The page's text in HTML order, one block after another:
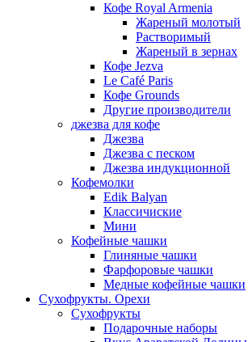
Кофе Royal Armenia
Жареный молотый
Растворимый
Жареный в зернах
Кофе Jezva
Le Café Paris
Кофе Grounds
Другие производители
джезва для кофе
Джезва
Джезва с песком
Джезва индукционной
Кофемолки
Edik Balyan
Классичиские
Мини
Кофейные чашки
Глиняные чашки
Фарфоровые чашки
Медные кофейные чашки
Сухофрукты. Орехи
Сухофрукты
Подарочные наборы